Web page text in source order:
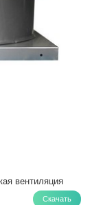
вентиляция
Скачать